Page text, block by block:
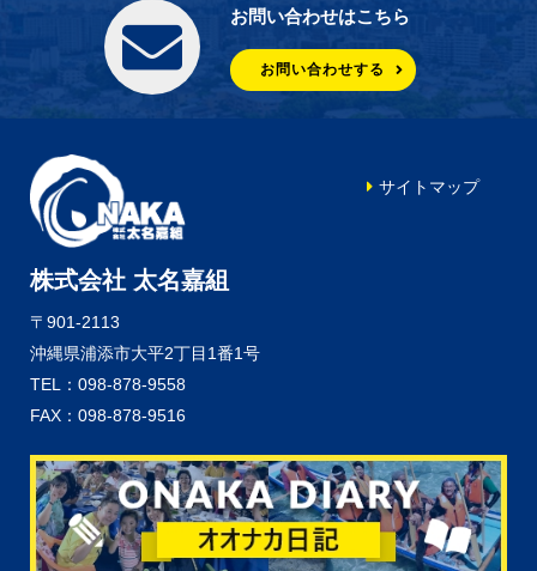
お問い合わせはこちら
お問い合わせする
株式会社 太名嘉組
〒901-2113
沖縄県浦添市大平2丁目1番1号
TEL：098-878-9558
FAX：098-878-9516
サイトマップ